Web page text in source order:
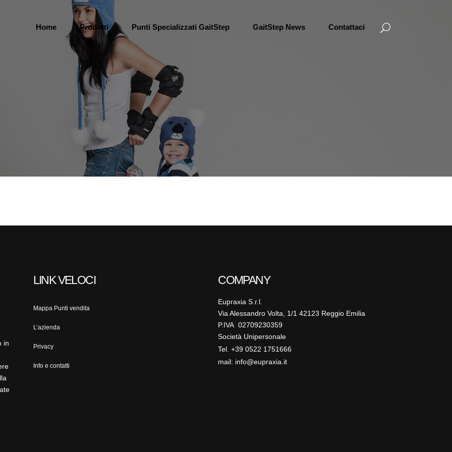
Home Prodotti Punti Specializzati GaitStep GaitStep News Contattaci
in
LINK VELOCI
Mappa Punti vendita
L’azienda
Privacy
Info e contatti
COMPANY
Eupraxia S.r.l.
Via Alessandro Volta, 1/1 42123 Reggio Emilia
P.IVA 02709230359
Società Unipersonale
Tel. +39 0522 1751666
mail: info@eupraxia.it